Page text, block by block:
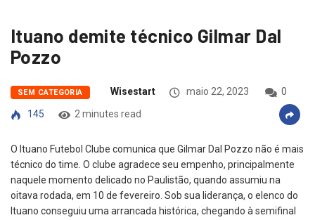
Ituano demite técnico Gilmar Dal
Pozzo
SEM CATEGORIA Wisestart maio 22, 2023
0
145
2 minutes read
O Ituano Futebol Clube comunica que Gilmar Dal Pozzo não é mais
técnico do time. O clube agradece seu empenho, principalmente
naquele momento delicado no Paulistão, quando assumiu na
oitava rodada, em 10 de fevereiro. Sob sua liderança, o elenco do
Ituano conseguiu uma arrancada histórica, chegando à semifinal